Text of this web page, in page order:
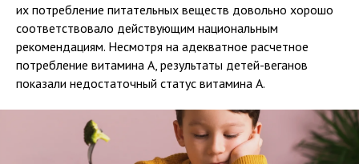
их потребление питательных веществ довольно хорошо
соответствовало действующим национальным
рекомендациям. Несмотря на адекватное расчетное
потребление витамина А, результаты детей-веганов
показали недостаточный статус витамина А.